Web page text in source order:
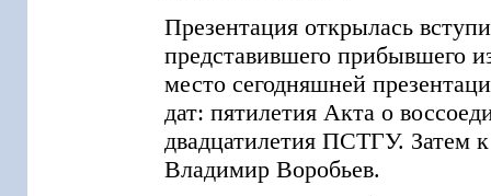
Презентация открылась
представившего прибывшего
место сегодняшней
дат: пятилетия Акта о
двадцатилетия ПСТГУ. Затем
Владимир Воробьев.